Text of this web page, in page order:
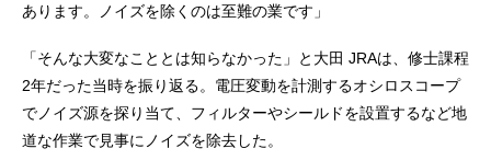
あります。ノイズを除くのは至難の業です」
「そんな大変なこととは知らなかった」と大田 JRAは、修士課程
2年だった当時を振り返る。電圧変動を計測するオシロスコープ
でノイズ源を探り当て、フィルターやシールドを設置するなど地
道な作業で見事にノイズを除去した。